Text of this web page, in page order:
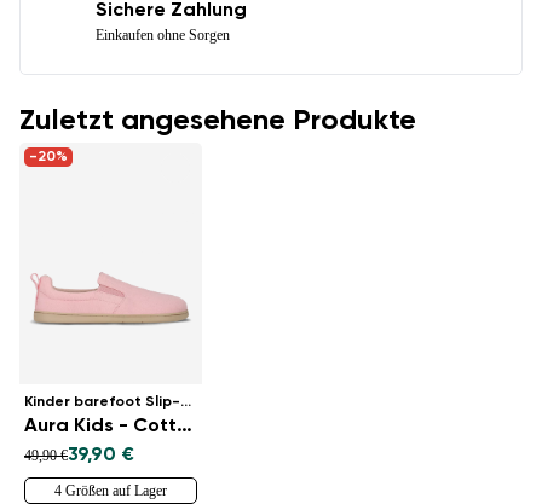
Sichere Zahlung
Einkaufen ohne Sorgen
Zuletzt angesehene Produkte
-20%
Kinder barefoot Slip-on Schuhe
Aura Kids - Cotton Candy Pink
49,90 €39,90 €
4 Größen auf Lager